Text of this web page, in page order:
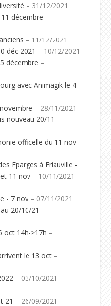
– 31/12/2021
décembre –
– 11/12/2021
déc 2021 – 10/12/2021
décembre –
avec Animagik le 4
– 28/11/2021
nouveau 20/11 –
officelle du 11 nov
Eparges à Friauville -
11 nov – 10/11/2021 -
- 7 nov – 07/11/2021
20/10/21 –
oct 14h->17h –
le 13 oct –
– 03/10/2021 -
21 – 26/09/2021